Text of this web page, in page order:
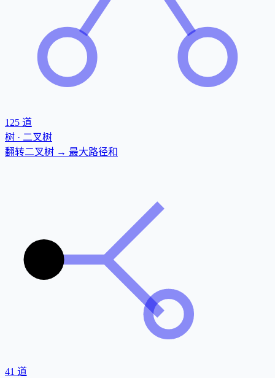
125 道
树 · 二叉树
翻转二叉树 → 最大路径和
41 道